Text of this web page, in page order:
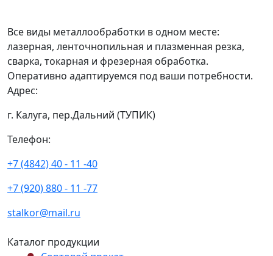
Все виды металлообработки в одном месте:
лазерная, ленточнопильная и плазменная резка,
сварка, токарная и фрезерная обработка.
Оперативно адаптируемся под ваши потребности.
Адрес:
г. Калуга, пер.Дальний (ТУПИК)
Телефон:
+7 (4842) 40 - 11 -40
+7 (920) 880 - 11 -77
stalkor@mail.ru
Каталог продукции